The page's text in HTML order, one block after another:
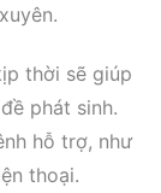
thời sẽ giúp
phát sinh.
hỗ trợ, như
thoại.